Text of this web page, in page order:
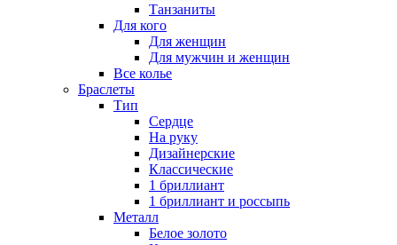
Танзаниты
Для кого
Для женщин
Для мужчин и женщин
Все колье
Браслеты
Тип
Сердце
На руку
Дизайнерские
Классические
1 бриллиант
1 бриллиант и россыпь
Металл
Белое золото